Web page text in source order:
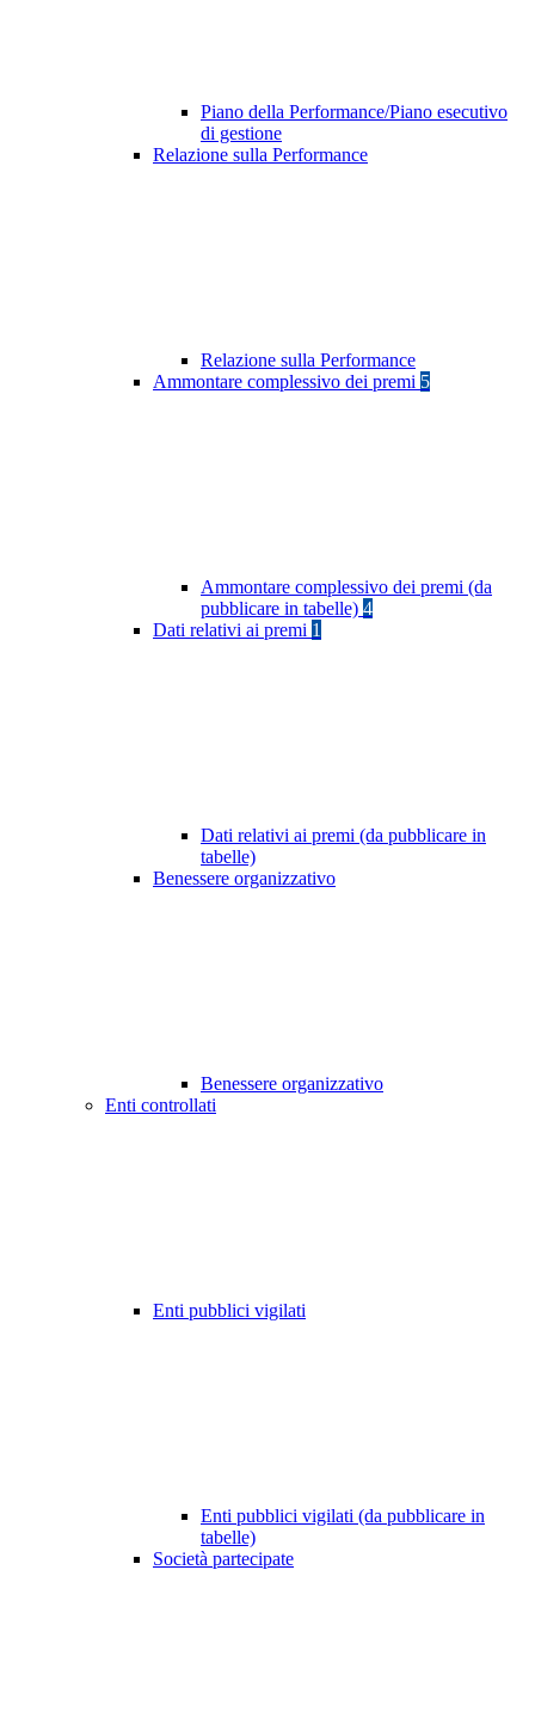
Piano della Performance/Piano esecutivo
di gestione
Relazione sulla Performance
Relazione sulla Performance
Ammontare complessivo dei premi 5
Ammontare complessivo dei premi (da
pubblicare in tabelle) 4
Dati relativi ai premi 1
Dati relativi ai premi (da pubblicare in
tabelle)
Benessere organizzativo
Benessere organizzativo
Enti controllati
Enti pubblici vigilati
Enti pubblici vigilati (da pubblicare in
tabelle)
Società partecipate